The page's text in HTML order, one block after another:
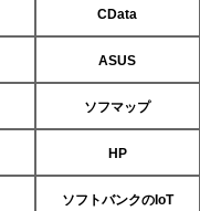
CData
ASUS
ソフマップ
HP
ソフトバンクのIoT